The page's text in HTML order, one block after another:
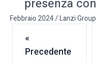
presenza
Febbraio 2024/Lanzi Group
«
Precedente